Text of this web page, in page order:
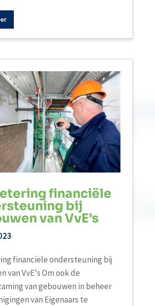
financiële
bij
van VvE’s
financiële ondersteuning bij
van VvE's Om ook de
van gebouwen in beheer
van Eigenaars te